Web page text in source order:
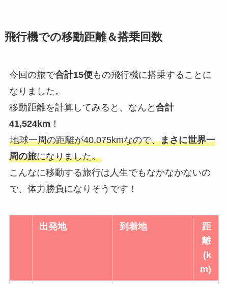
飛行機での移動距離＆搭乗回数
今回の旅で合計15便もの飛行機に搭乗することに
なりました。
移動距離を計算してみると、なんと 合計
41,524km ！
地球一周の距離が40,075kmなので、まさに世界一
周の旅になりました。
こんなに移動する旅行は人生でもなかなかないの
で、体力勝負になりそうです！
出発地 到着地
距
離
(k
m)